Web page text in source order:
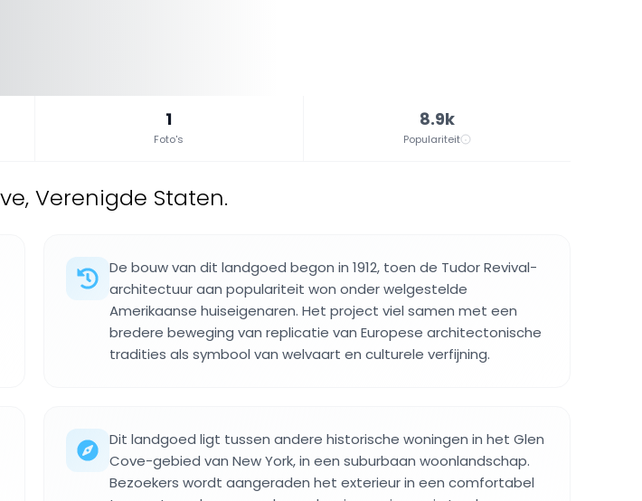
1
Foto's
8.9k
Populariteit
Verenigde Staten.
De bouw van dit landgoed begon in 1912, toen de Tudor Revival-
architectuur aan populariteit won onder welgestelde
Amerikaanse huiseigenaren. Het project viel samen met een
bredere beweging van replicatie van Europese architectonische
tradities als symbool van welvaart en culturele verfijning.
Dit landgoed ligt tussen andere historische woningen in het Glen
Cove-gebied van New York, in een suburbaan woonlandschap.
Bezoekers wordt aangeraden het exterieur in een comfortabel